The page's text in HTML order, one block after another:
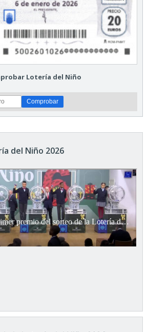
Lotería del Niño
del Niño 2026